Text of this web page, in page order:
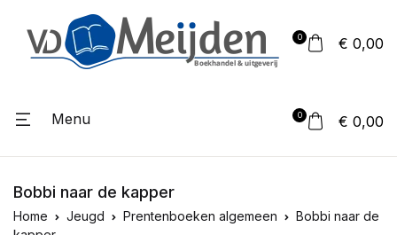
0 € 0,00
Menu 0 € 0,00
Bobbi naar de kapper
Home Jeugd Prentenboeken algemeen
Bobbi naar de